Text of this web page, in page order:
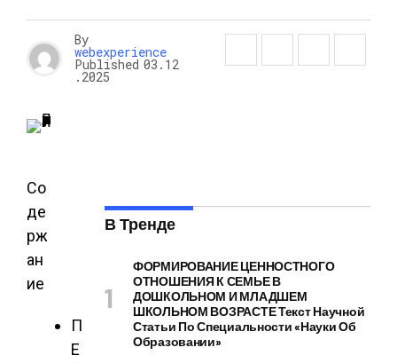
By
webexperience
Published 03.12
.2025
Со
де
рж
ан
ие
П
Е
В Тренде
ФОРМИРОВАНИЕ ЦЕННОСТНОГО
ОТНОШЕНИЯ К СЕМЬЕ В
ДОШКОЛЬНОМ И МЛАДШЕМ
ШКОЛЬНОМ ВОЗРАСТЕ Текст Научной
Статьи По Специальности «Науки Об
Образовании»